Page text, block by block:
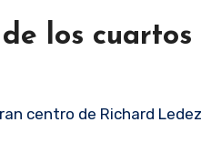
los
centro de Richard